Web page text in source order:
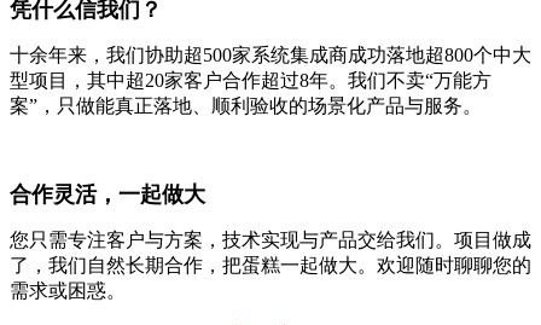
凭什么信我们？
十余年来，我们协助超500家系统集成商成功落地超800个中大
型项目，其中超20家客户合作超过8年。我们不卖“万能方
案”，只做能真正落地、顺利验收的场景化产品与服务。
合作灵活，一起做大
您只需专注客户与方案，技术实现与产品交给我们。项目做成
了，我们自然长期合作，把蛋糕一起做大。欢迎随时聊聊您的
需求或困惑。